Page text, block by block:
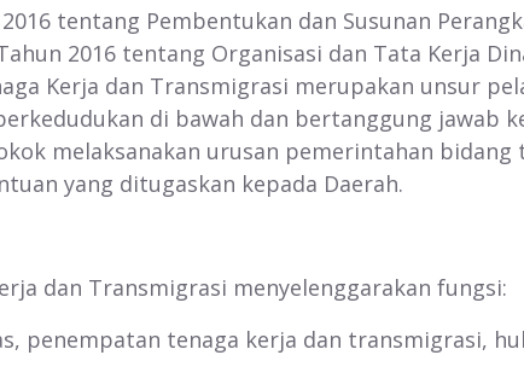
Pembentukan dan Susunan
2016 tentang Organisasi dan Tata Kerja
Kerja dan Transmigrasi merupakan unsur
di bawah dan bertanggung jawab
melaksanakan urusan pemerintahan bidang
yang ditugaskan kepada Daerah.
dan Transmigrasi menyelenggarakan fungsi:
penempatan tenaga kerja dan transmigrasi,